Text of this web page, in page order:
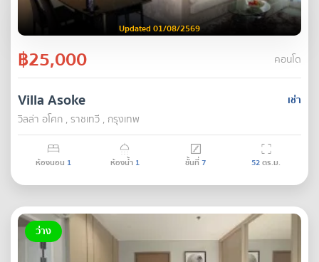
Updated 01/08/2569
฿25,000 คอนโด
เช่า
Villa Asoke
วิลล่า อโศก , ราชเทวี , กรุงเทพ
ห้องนอน 1 ห้องน้ำ 1 ชั้นที่7 52ตร.ม.
ว่าง